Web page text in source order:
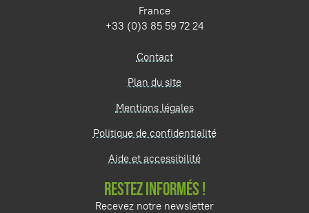
France
+33 (0)3 85 59 72 24
Contact
Plan du site
Mentions légales
Politique de confidentialité
Aide et accessibilité
RESTEZ INFORMÉS !
Recevez notre newsletter